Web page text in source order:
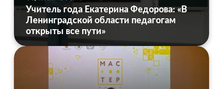
Учитель года Екатерина Федорова: «В
Ленинградской области педагогам
открыты все пути»